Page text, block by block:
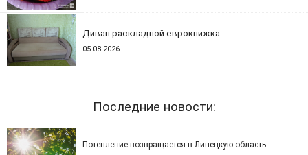
Диван раскладной еврокнижка
05.08.2026
Последние новости:
Потепление возвращается в Липецкую область.